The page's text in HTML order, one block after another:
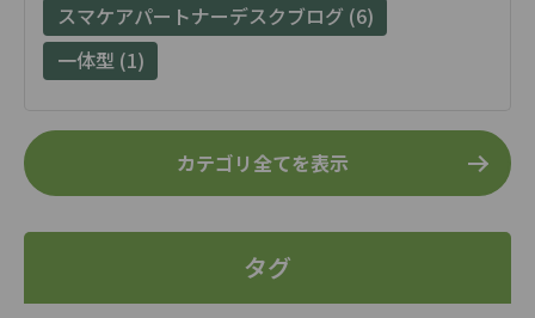
スマケアパートナーデスクブログ (6)
一体型 (1)
カテゴリ全てを表示
タグ